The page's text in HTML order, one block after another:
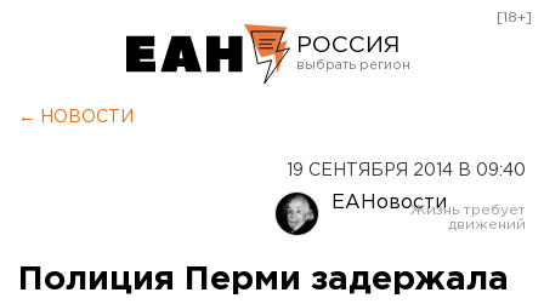
РОССИЯ
Оренбург
[18+]
← НОВОСТИ
19 СЕНТЯБРЯ 2014 В 09:40
ЕАНовости
Полиция Перми задержала